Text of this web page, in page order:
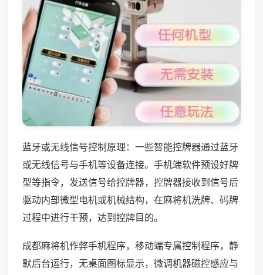
蓝牙或无线信号控制原理：一些智能控牌器通过蓝牙
或无线信号与手机等设备连接。手机端软件预设好牌
型等指令，发送信号给控牌器，控牌器接收到信号后
驱动内部微型电机或机械结构，在麻将机洗牌、码牌
过程中进行干预，达到控牌目的。
成都麻将机作弊手机程序，移动端专属控制程序，静
默后台运行，无桌面图标显示，微调机器磁控感应与